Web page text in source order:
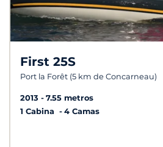
First 25S
Port la Forêt (5 km de Concarneau)
2013
7.55 metros
1 Cabina
4 Camas